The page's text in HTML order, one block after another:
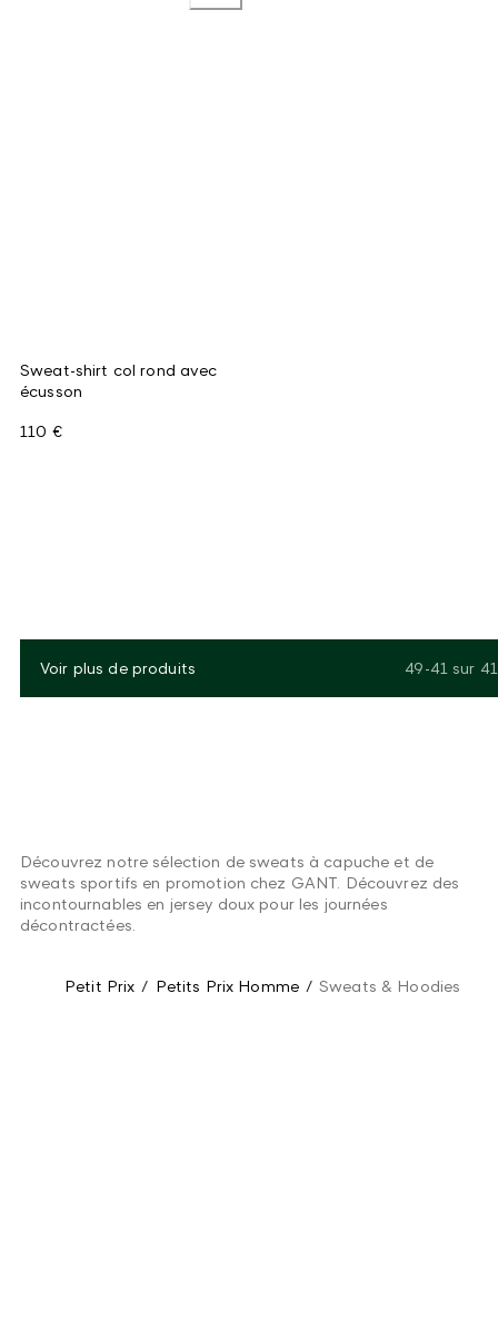
Sweat-shirt col rond avec
écusson
110 €
Voir plus de produits 49-41 sur 41
Découvrez notre sélection de sweats à capuche et de
sweats sportifs en promotion chez GANT. Découvrez des
incontournables en jersey doux pour les journées
décontractées.
Petit Prix / Petits Prix Homme / Sweats & Hoodies